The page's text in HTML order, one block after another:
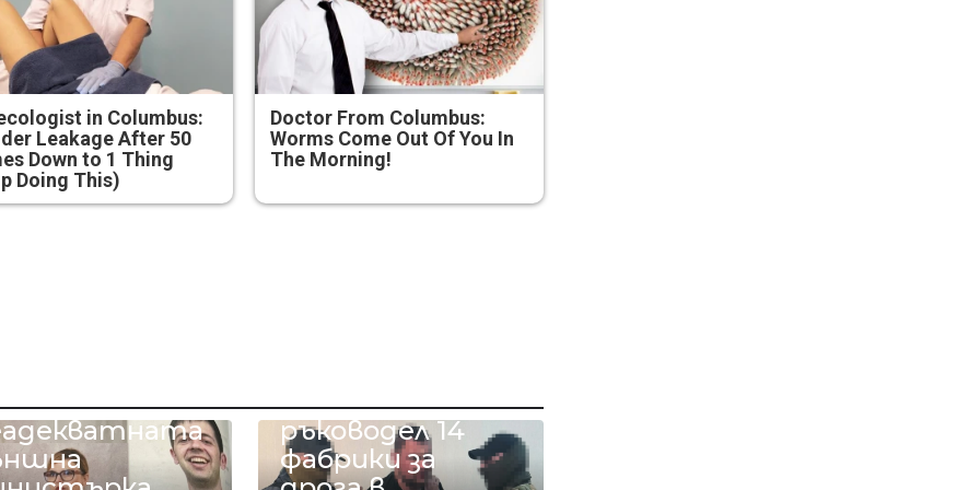
in Columbus:
Leakage After 50
Down to 1 Thing
Doing This)
Doctor From Columbus:
Worms Come Out Of You In
The Morning!
Украйна
ръководел 14
фабрики за